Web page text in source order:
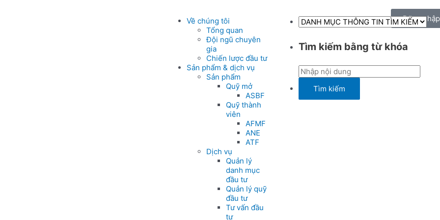
Về chúng tôi
Tổng quan
Đội ngũ chuyên
gia
Chiến lược đầu tư
Sản phẩm & dịch vụ
Sản phẩm
Quỹ mở
ASBF
Quỹ thành
viên
AFMF
ANE
ATF
Dịch vụ
Quản lý
danh mục
đầu tư
Quản lý quỹ
đầu tư
Tư vấn đầu
tư
Tìm kiếm bằng từ khóa
Đăng nhập